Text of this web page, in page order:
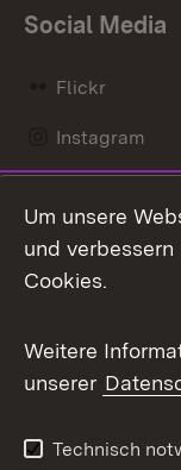
Social Media
Flickr
Instagram
Mastodon
Messenger
Social Wall
X / Twitter
Youtube
Um unsere
und
Cookies.
Weitere
unserer
Technisch